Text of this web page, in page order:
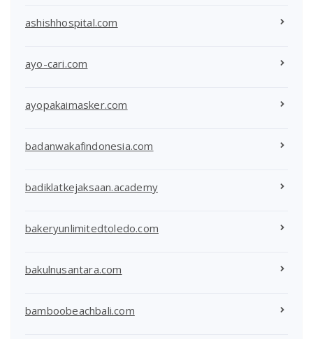
ashishhospital.com
ayo-cari.com
ayopakaimasker.com
badanwakafindonesia.com
badiklatkejaksaan.academy
bakeryunlimitedtoledo.com
bakulnusantara.com
bamboobeachbali.com